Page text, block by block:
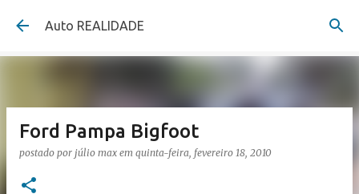
Pular para o conteúdo principal
Auto REALIDADE
Ford Pampa Bigfoot
postado por júlio max em quinta-feira, fevereiro 18, 2010